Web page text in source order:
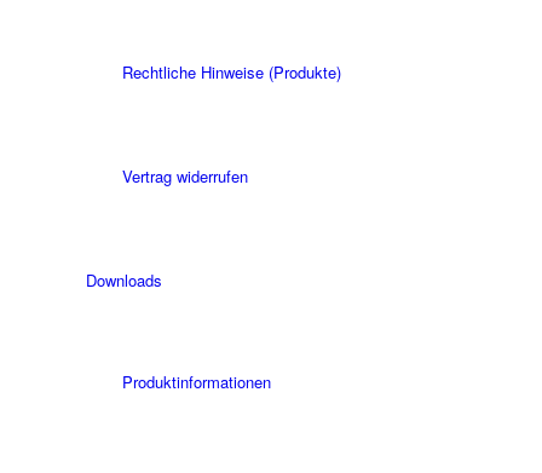
Rechtliche Hinweise (Produkte)
Vertrag widerrufen
Downloads
Produktinformationen